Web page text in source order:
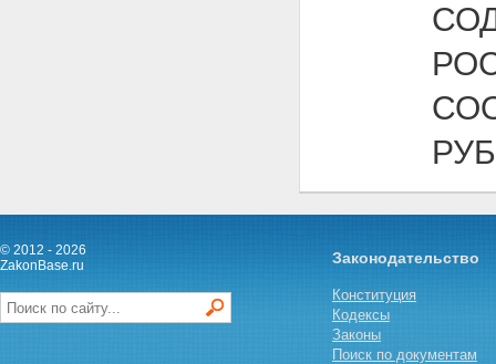
© 2012 - 2026
ZakonBase.ru
Законодательство
Конституция
Кодексы
Законы
Поиск по документам